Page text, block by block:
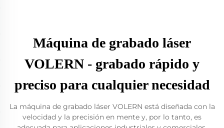
Máquina de grabado láser
VOLERN - grabado rápido y
preciso para cualquier necesidad
La máquina de grabado láser VOLERN está diseñada con la
velocidad y la precisión en mente y, por lo tanto, es